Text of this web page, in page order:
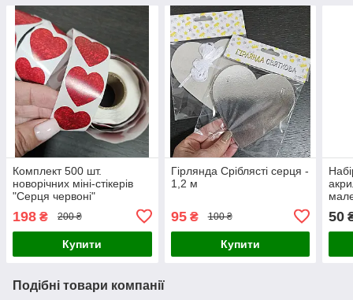
Комплект 500 шт.
новорічних міні-стікерів
"Серця червоні"
198 ₴ 200 ₴
Купити
Гірлянда Сріблясті серця -
1,2 м
95₴ 100 ₴
Купити
50
Подібні товари компанії